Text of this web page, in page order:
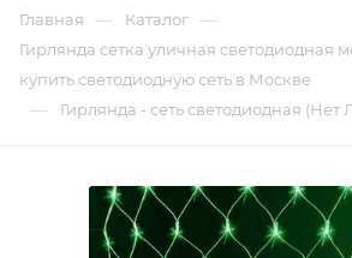
Главная — Каталог —
Гирлянда сетка уличная светодиодная
купить светодиодную сеть в Москве
— Гирлянда - сеть светодиодная (Нет